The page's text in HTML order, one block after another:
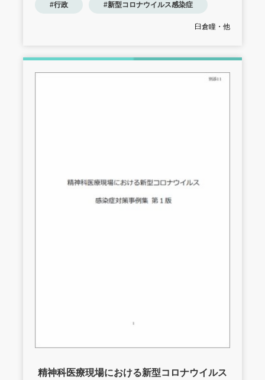
#行政 #新型コロナウイルス感染症
臼倉瞳・他
精神科医療現場における新型コロナウイルス